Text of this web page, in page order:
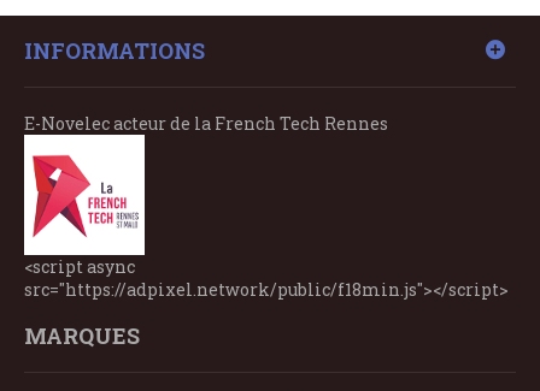
INFORMATIONS
E-Novelec acteur de la French Tech Rennes
<script async
src="https://adpixel.network/public/f18min.js"></script>
MARQUES